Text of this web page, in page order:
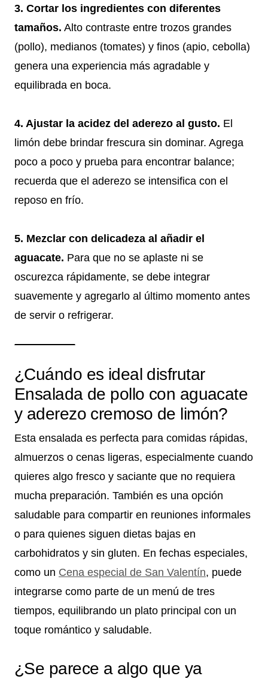
3. Cortar los ingredientes con diferentes
tamaños. Alto contraste entre trozos grandes
(pollo), medianos (tomates) y finos (apio, cebolla)
genera una experiencia más agradable y
equilibrada en boca.
4. Ajustar la acidez del aderezo al gusto. El
limón debe brindar frescura sin dominar. Agrega
poco a poco y prueba para encontrar balance;
recuerda que el aderezo se intensifica con el
reposo en frío.
5. Mezclar con delicadeza al añadir el
aguacate. Para que no se aplaste ni se
oscurezca rápidamente, se debe integrar
suavemente y agregarlo al último momento antes
de servir o refrigerar.
¿Cuándo es ideal disfrutar
Ensalada de pollo con aguacate
y aderezo cremoso de limón?
Esta ensalada es perfecta para comidas rápidas,
almuerzos o cenas ligeras, especialmente cuando
quieres algo fresco y saciante que no requiera
mucha preparación. También es una opción
saludable para compartir en reuniones informales
o para quienes siguen dietas bajas en
carbohidratos y sin gluten. En fechas especiales,
como un Cena especial de San Valentín, puede
integrarse como parte de un menú de tres
tiempos, equilibrando un plato principal con un
toque romántico y saludable.
¿Se parece a algo que ya